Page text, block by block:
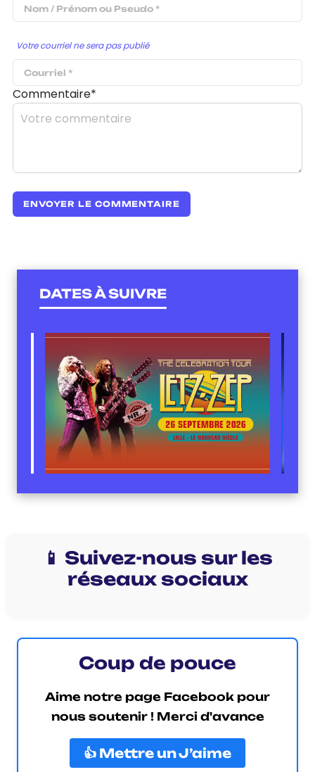
Votre courriel ne sera pas publié
Commentaire*
DATES À SUIVRE
📱 Suivez-nous sur les
réseaux sociaux
Coup de pouce
Aime notre page Facebook pour
nous soutenir ! Merci d'avance
👍 Mettre un J’aime